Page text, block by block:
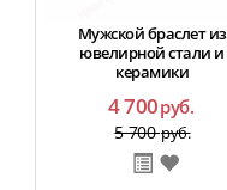
Мужской браслет из
ювелирной стали и
керамики
4 700руб.
5 700руб.